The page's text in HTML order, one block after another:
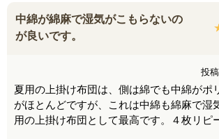
中綿が綿麻で湿気がこもらないの
が良いです。
投
夏用の上掛け布団は、側は綿でも中綿がポ
がほとんどですが、これは中綿も綿麻で湿
用の上掛け布団として最高です。４枚リピ